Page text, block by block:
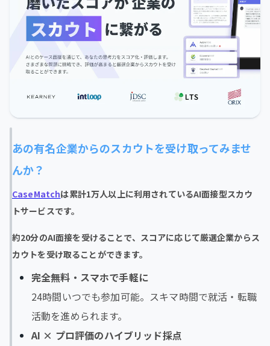
あの有名企業からのスカウトを受け取ってみませ
んか？
CaseMatchは累計1万人以上に利用されているAI面接型スカウ
トサービスです。
約20分のAI面接を受けることで、スコアに応じて厳選企業からス
カウトを受け取ることができます。
完全無料・スマホで手軽に
24時間いつでも参加可能。スキマ時間で就活・転職
活動を進められます。
AI × プロ評価のハイブリッド採点